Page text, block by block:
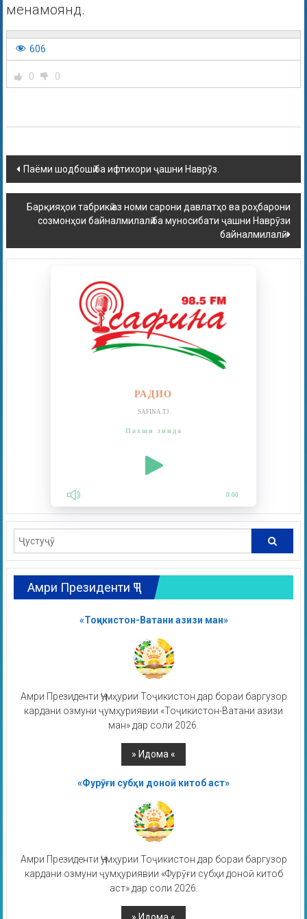
менамоянд.
606
0 0
Паёми шодбошӣ ба ифтихори ҷашни Наврӯз.
Барқияҳои табрикӣ аз номи сарони давлатҳо ва роҳбарони
созмонҳои байналмилалӣ ба муносибати ҷашни Наврӯзи
байналмилалӣ.
РАДИО
SAFINA.TJ
Пахши зинда
0:00
Амри Президенти ҶТ
«Тоҷикистон-Ватани азизи ман»
Амри Президенти Ҷумҳурии Тоҷикистон дар бораи баргузор
кардани озмуни ҷумҳуриявии «Тоҷикистон-Ватани азизи
ман» дар соли 2026.
«Фурӯғи субҳи доноӣ китоб аст»
Амри Президенти Ҷумҳурии Тоҷикистон дар бораи баргузор
кардани озмуни ҷумҳуриявии «Фурӯғи субҳи доноӣ китоб
аст» дар соли 2026.